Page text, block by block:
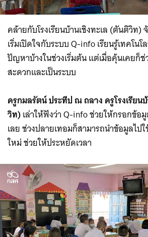
คล้ายกับโรงเรียนบ้านเชิงทะเล (ตันติวิ
เริ่มเปิดใจกับระบบ Q-info เรียนรู้เทคโน
ปัญหาบ้างในช่วงเริ่มต้น แต่เมื่อคุ้นเคยก็ช่
สะดวกและเป็นระบบ
ครูกมลรัตน์ ประทีป ณ ถลาง ครูโรงเรียน
วิท)เล่าให้ฟังว่า Q-info ช่วยให้กรอกข้อ
เลย ช่วงปลายเทอมก็สามารถนำข้อมูลไป
ใหม่ ช่วยให้ประหยัดเวลา